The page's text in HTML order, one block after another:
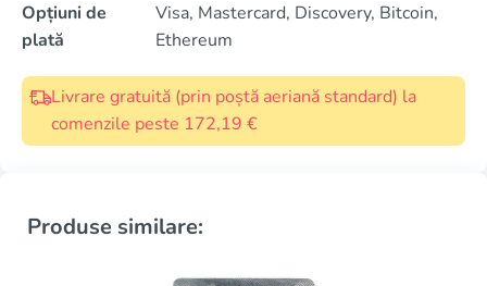
Opțiuni de
plată
Visa, Mastercard, Discovery, Bitcoin,
Ethereum
Livrare gratuită (prin poștă aeriană standard) la
comenzile peste 172,19 €
Produse similare: